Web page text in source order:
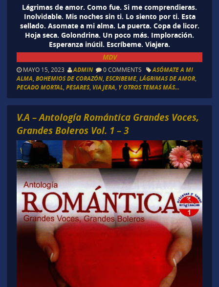
Lágrimas de amor. Como fue. Si me comprendieras.
Inolvidable. Mis noches sin ti. Lo siento por ti. Esta
sellado. Asomate a mi alma. La puerta. Copa de licor.
Hoja seca. Golondrina. Un poco más. Imploración.
Esperanza inútil. Escríbeme. Viajera.
MDV
MAYO 15, 2023 ADMIN 0 COMMENTS
ASÓMATE A MI
ALMA, BOHEMIOS DE CORAZÓN, ESCRIBEME, LÁGRIMAS DE AMOR,
PECADO MORTAL, PESARES, VIAJERA, Y OTROS TEMAS MÁS...
V.A – Antología Romántica Grandes Voces,
Grandes Boleros Vol. 1 – 3